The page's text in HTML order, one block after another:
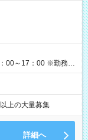
1時間） 時給1,300円
割により時給＋100
憩なし） 時給1,300
交通費 【試用期
00～17：00 ※勤務時
上の大量募集
詳細へ